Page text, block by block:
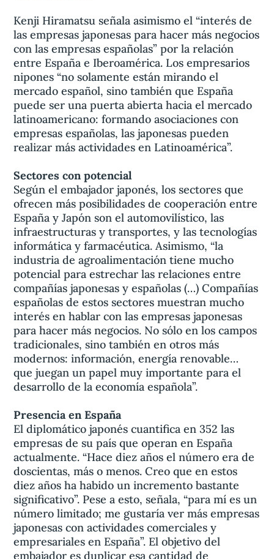
Kenji Hiramatsu señala asimismo el “interés de
las empresas japonesas para hacer más negocios
con las empresas españolas” por la relación
entre España e Iberoamérica. Los empresarios
nipones “no solamente están mirando el
mercado español, sino también que España
puede ser una puerta abierta hacia el mercado
latinoamericano: formando asociaciones con
empresas españolas, las japonesas pueden
realizar más actividades en Latinoamérica”.
Sectores con potencial
Según el embajador japonés, los sectores que
ofrecen más posibilidades de cooperación entre
España y Japón son el automovilístico, las
infraestructuras y transportes, y las tecnologías
informática y farmacéutica. Asimismo, “la
industria de agroalimentación tiene mucho
potencial para estrechar las relaciones entre
compañías japonesas y españolas (…) Compañías
españolas de estos sectores muestran mucho
interés en hablar con las empresas japonesas
para hacer más negocios. No sólo en los campos
tradicionales, sino también en otros más
modernos: información, energía renovable…
que juegan un papel muy importante para el
desarrollo de la economía española”.
Presencia en España
El diplomático japonés cuantifica en 352 las
empresas de su país que operan en España
actualmente. “Hace diez años el número era de
doscientas, más o menos. Creo que en estos
diez años ha habido un incremento bastante
significativo”. Pese a esto, señala, “para mí es un
número limitado; me gustaría ver más empresas
japonesas con actividades comerciales y
empresariales en España”. El objetivo del
embajador es duplicar esa cantidad de